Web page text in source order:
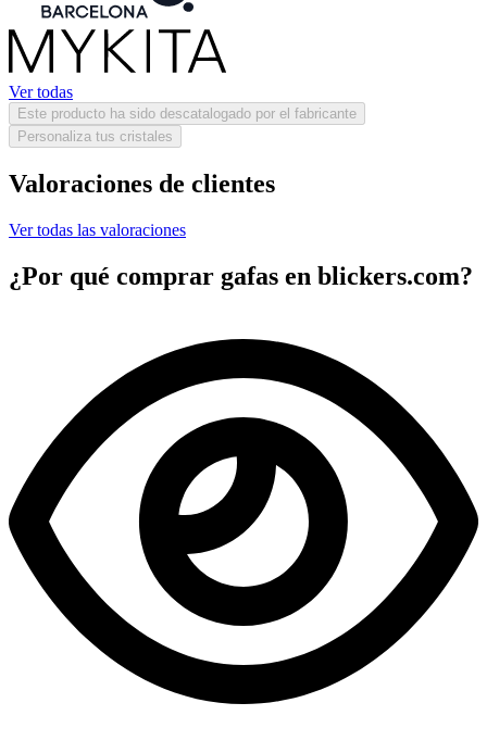
Ver todas
Este producto ha sido descatalogado por el fabricante
Personaliza tus cristales
Valoraciones de clientes
Ver todas las valoraciones
¿Por qué comprar gafas en blickers.com?